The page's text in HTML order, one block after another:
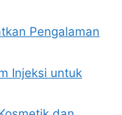
Pengalaman
Injeksi untuk